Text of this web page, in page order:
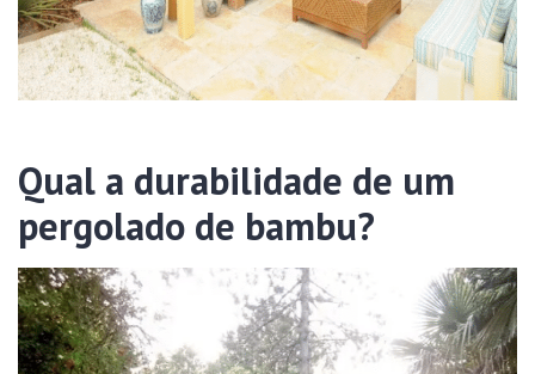
Qual a durabilidade de um
pergolado de bambu?